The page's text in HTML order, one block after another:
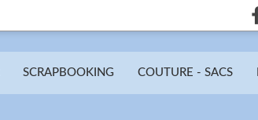
SCRAPBOOKING COUTURE - SACS